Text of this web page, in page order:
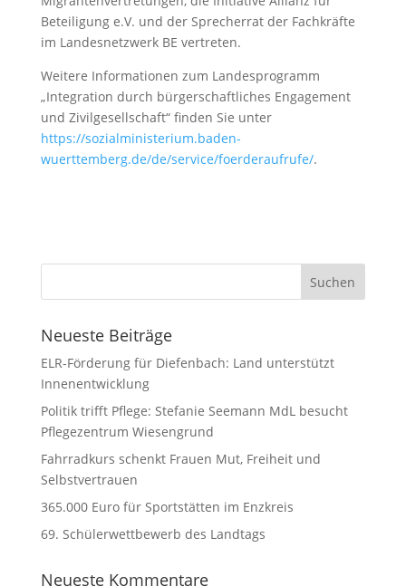
Beteiligung e.V. und der Sprecherrat der Fachkräfte
im Landesnetzwerk BE vertreten.
Weitere Informationen zum Landesprogramm
„Integration durch bürgerschaftliches Engagement
und Zivilgesellschaft“ finden Sie unter
https://sozialministerium.baden-
wuerttemberg.de/de/service/foerderaufrufe/.
Neueste Beiträge
ELR-Förderung für Diefenbach: Land unterstützt
Innenentwicklung
Politik trifft Pflege: Stefanie Seemann MdL besucht
Pflegezentrum Wiesengrund
Fahrradkurs schenkt Frauen Mut, Freiheit und
Selbstvertrauen
365.000 Euro für Sportstätten im Enzkreis
69. Schülerwettbewerb des Landtags
Neueste Kommentare